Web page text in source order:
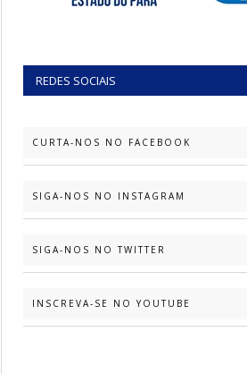
REDES SOCIAIS
CURTA-NOS NO FACEBOOK
SIGA-NOS NO INSTAGRAM
SIGA-NOS NO TWITTER
INSCREVA-SE NO YOUTUBE